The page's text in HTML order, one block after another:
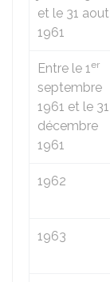
et le 31 aout
1961
Entre le 1er
septembre
1961 et le 31
décembre
1961
1962
1963